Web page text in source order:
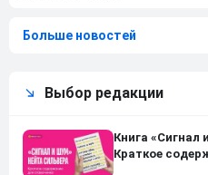
Больше новостей
Выбор редакции
Книга «Сигнал
Краткое